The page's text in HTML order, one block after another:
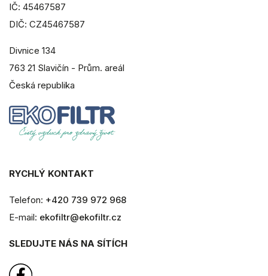
IČ: 45467587
DIČ: CZ45467587
Divnice 134
763 21 Slavičín - Prům. areál
Česká republika
RYCHLÝ KONTAKT
Telefon: +420 739 972 968
E-mail: ekofiltr@ekofiltr.cz
SLEDUJTE NÁS NA SÍTÍCH